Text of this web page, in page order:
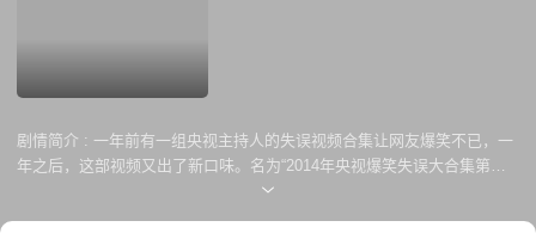
剧情简介 : 一年前有一组央视主持人的失误视频合集让网友爆笑不已，一
年之后，这部视频又出了新口味。名为“2014年央视爆笑失误大合集第二
季”搜罗了2014年最新的央视新闻节目出现的失误，有的是主播舌头打